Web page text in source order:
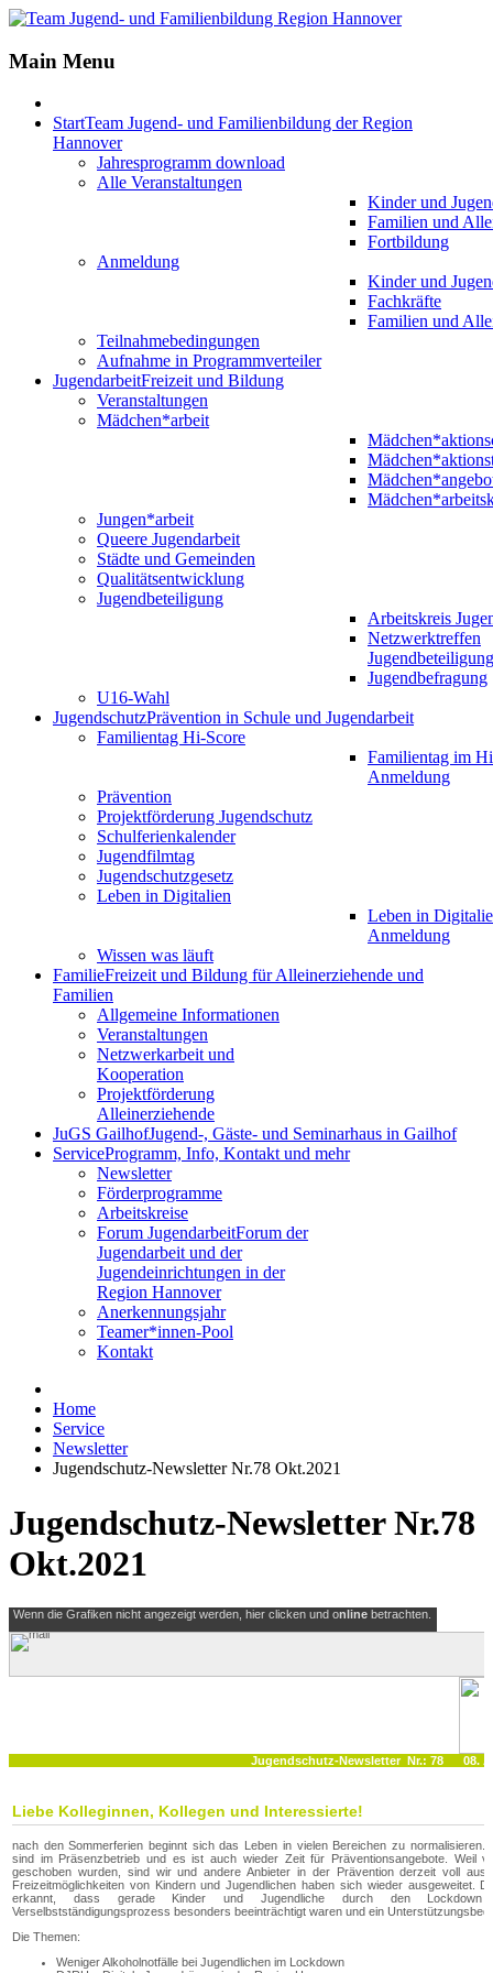
Main Menu
StartTeam Jugend- und Familienbildung der Region
Hannover
Jahresprogramm download
Alle Veranstaltungen
Kinder und
Familien und
Fortbildung
Anmeldung
Kinder und
Fachkräfte
Familien und
Teilnahmebedingungen
Aufnahme in Programmverteiler
JugendarbeitFreizeit und Bildung
Veranstaltungen
Mädchen*arbeit
Jungen*arbeit
Queere Jugendarbeit
Städte und Gemeinden
Qualitätsentwicklung
Jugendbeteiligung
Arbeitskreis
Netzwerktreffen
Jugendbeteiligung
Jugendbefragung
U16-Wahl
JugendschutzPrävention in Schule und Jugendarbeit
Familientag Hi-Score
Familientag im
Anmeldung
Prävention
Projektförderung Jugendschutz
Schulferienkalender
Jugendfilmtag
Jugendschutzgesetz
Leben in Digitalien
Leben in
Anmeldung
Wissen was läuft
FamilieFreizeit und Bildung für Alleinerziehende und
Familien
Allgemeine Informationen
Veranstaltungen
Netzwerkarbeit und
Kooperation
Projektförderung
Alleinerziehende
JuGS GailhofJugend-, Gäste- und Seminarhaus in Gailhof
ServiceProgramm, Info, Kontakt und mehr
Newsletter
Förderprogramme
Arbeitskreise
Forum JugendarbeitForum der
Jugendarbeit und der
Jugendeinrichtungen in der
Region Hannover
Anerkennungsjahr
Teamer*innen-Pool
Kontakt
Home
Service
Newsletter
Jugendschutz-Newsletter Nr.78 Okt.2021
Jugendschutz-Newsletter Nr.78
Okt.2021